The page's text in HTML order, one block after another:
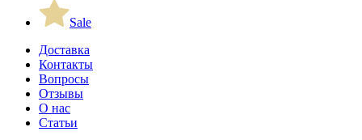
Sale
Доставка
Контакты
Вопросы
Отзывы
О нас
Статьи